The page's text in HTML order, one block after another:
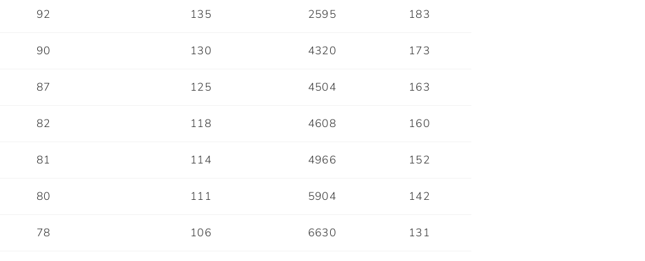
92 135 2595 183
90 130 4320 173
87 125 4504 163
82 118 4608 160
81 114 4966 152
80 111 5904 142
78 106 6630 131